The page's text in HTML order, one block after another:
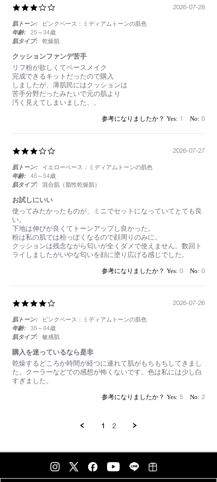
で
き
て
良
か
っ
た
す。
持
ち
運
び
利
い
つ
も
っ
て
い
ま
す。
い
rating
肌トーン:
ピンクベース：ミディアムトーンの肌色
年齢:
25～34歳
肌タイプ:
乾燥肌
クッションファンデ苦手
Review
by
on
28
Jul
2026
review
stating
ク
ッ
シ
ョ
ァ
デ
苦
手
リフ粉が欲しくてベースメイク
完成できるキットだったので購入
しましたが、薄肌民にはクッションは
苦手分野だったみたいで元の肌より
汚く見えてしまいました、、
2026-07-28
1 0
rating
肌トーン:
イエローベース：ミディアムトーンの肌色
年齢:
45～54歳
肌タイプ:
混合肌（脂性乾燥肌）
お試しにいい
Review
by
on
27
Jul
2026
review
stating
お
試
し
に
い
使ってみたかったものが、ミニでセットになっていてとても良
い。
下地は伸びが良くてトーンアップし良かった。
粉は私の肌では粉っぽくなるので顔周りのみに。
クッションは残念ながら匂いが全くダメで使えません。数回ト
ライしましたがいやな匂いを顔に塗り広げる感じでした。
2026-07-27
0 0
rating
肌トーン:
ピンクベース：ミディアムトーンの肌色
年齢:
35～44歳
肌タイプ:
敏感肌
購入を迷っているなら是非
Review
by
on
26
review
stating
購
入
ら
乾燥するどころか時間が経つに連れて肌がもちもちしてきまし
た。クーラーなどでの感想が怖くないです。色は私には少し白
すぎました。
2026-07-26
5 2
1 2